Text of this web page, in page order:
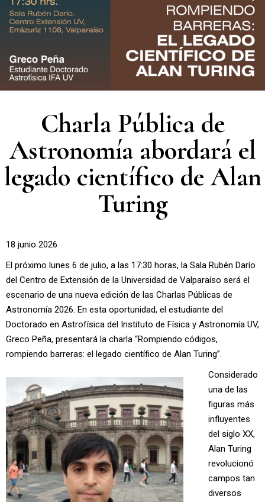
Charla Pública de
Astronomía abordará el
legado científico de Alan
Turing
18 junio 2026
El próximo lunes 6 de julio, a las 17:30 horas, la Sala Rubén Darío
del Centro de Extensión de la Universidad de Valparaíso será el
escenario de una nueva edición de las Charlas Públicas de
Astronomía 2026. En esta oportunidad, el estudiante del
Doctorado en Astrofísica del Instituto de Física y Astronomía UV,
Greco Peña, presentará la charla “Rompiendo códigos,
rompiendo barreras: el legado científico de Alan Turing”.
Considerado
una de las
figuras más
influyentes
del siglo XX,
Alan Turing
revolucionó
campos tan
diversos